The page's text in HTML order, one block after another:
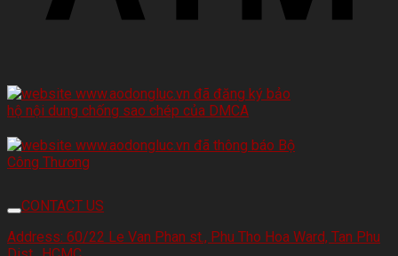
CONTACT US
Address: 60/22 Le Van Phan st., Phu Tho Hoa Ward, Tan Phu